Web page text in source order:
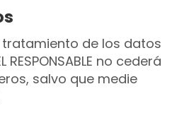
tratamiento de los datos
no cederá
salvo que medie